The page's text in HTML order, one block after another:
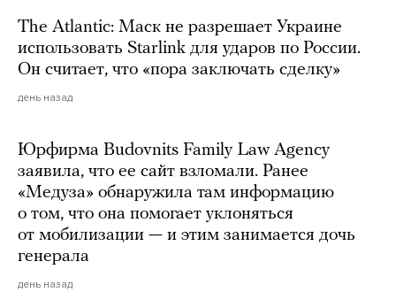
The Atlantic: Маск не разрешает Украине
использовать Starlink для ударов по России.
Он считает, что «пора заключать сделку»
день назад
Юрфирма Budovnits Family Law Agency
заявила, что ее сайт взломали. Ранее
«Медуза» обнаружила там информацию
о том, что она помогает уклоняться
от мобилизации — и этим занимается дочь
генерала
день назад